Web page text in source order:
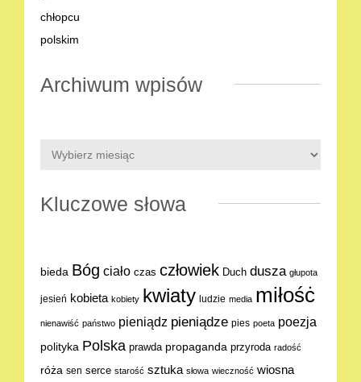
Archiwum wpisów
Kluczowe słowa
bieda Bóg ciało czas człowiek Duch dusza głupota
jesień kobieta kobiety kwiaty ludzie media miłośċ
nienawiść państwo pieniądz pieniądze pies poeta poezja
polityka Polska prawda propaganda przyroda radość
róża sen serce starość sztuka słowa wieczność wiosna